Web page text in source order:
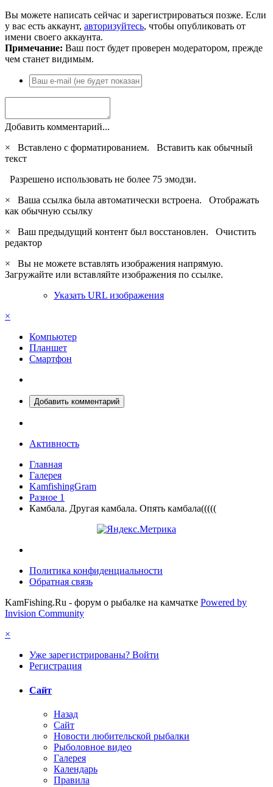
Вы можете написать сейчас и зарегистрироваться позже. Если
у вас есть аккаунт, авторизуйтесь, чтобы опубликовать от
имени своего аккаунта.
Примечание: Ваш пост будет проверен модератором, прежде
чем станет видимым.
Добавить комментарий...
×
Вставлено с форматированием. Вставить как обычный
текст
Разрешено использовать не более 75 эмодзи.
×
Ваша ссылка была автоматически встроена. Отображать
как обычную ссылку
×
Ваш предыдущий контент был восстановлен. Очистить
редактор
×
Вы не можете вставлять изображения напрямую.
Загружайте или вставляйте изображения по ссылке.
Указать URL изображения
×
Компьютер
Планшет
Смартфон
Добавить комментарий
Активность
Главная
Галерея
KamfishingGram
Разное 1
Камбала. Другая камбала. Опять камбала(((((
Политика конфиденциальности
Обратная связь
KamFishing.Ru - форум о рыбалке на камчатке Powered by
Invision Community
×
Уже зарегистрированы? Войти
Регистрация
Сайт
Назад
Сайт
Новости любительской рыбалки
Рыболовное видео
Галерея
Календарь
Правила